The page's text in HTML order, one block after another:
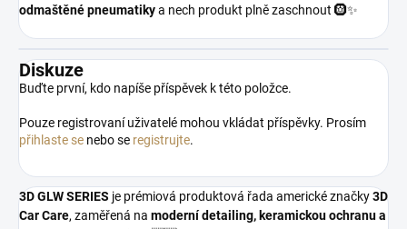
odmaštěné pneumatikya nech produkt plně zaschnout 🛞✨
Diskuze
Buďte první, kdo napíše příspěvek k této položce.
Pouze registrovaní uživatelé mohou vkládat příspěvky. Prosím
přihlaste se nebo se registrujte.
3D GLW SERIES je prémiová produktová řada americké značky3D
Car Care, zaměřená na moderní detailing, keramickou ochranu a